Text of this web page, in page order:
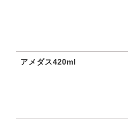
アメダス420ml